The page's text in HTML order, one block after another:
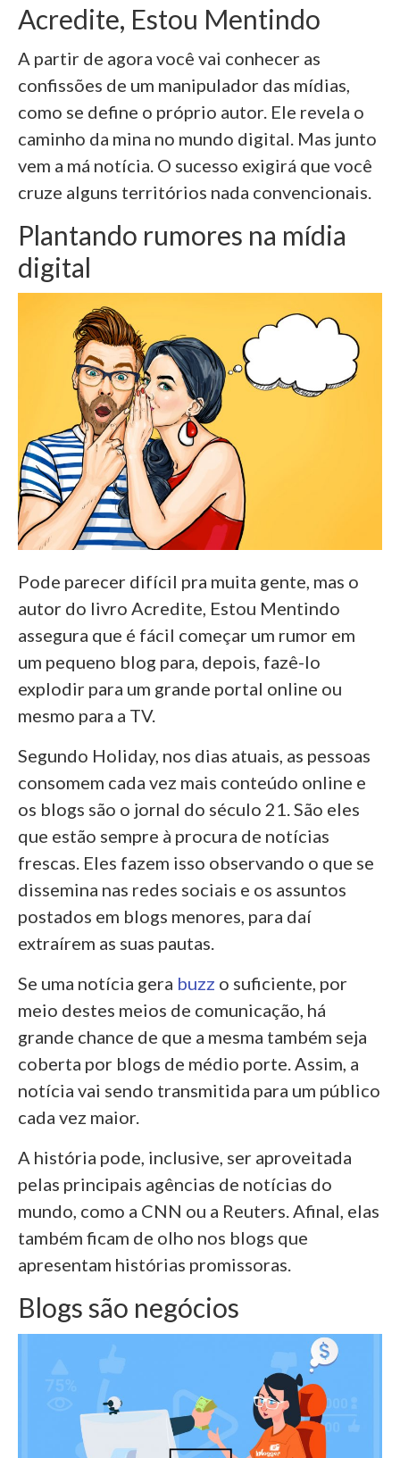
Acredite, Estou Mentindo
A partir de agora você vai conhecer as
confissões de um manipulador das mídias,
como se define o próprio autor. Ele revela o
caminho da mina no mundo digital. Mas junto
vem a má notícia. O sucesso exigirá que você
cruze alguns territórios nada convencionais.
Plantando rumores na mídia
digital
Pode parecer difícil pra muita gente, mas o
autor do livro Acredite, Estou Mentindo
assegura que é fácil começar um rumor em
um pequeno blog para, depois, fazê-lo
explodir para um grande portal online ou
mesmo para a TV.
Segundo Holiday, nos dias atuais, as pessoas
consomem cada vez mais conteúdo online e
os blogs são o jornal do século 21. São eles
que estão sempre à procura de notícias
frescas. Eles fazem isso observando o que se
dissemina nas redes sociais e os assuntos
postados em blogs menores, para daí
extraírem as suas pautas.
Se uma notícia gera buzz o suficiente, por
meio destes meios de comunicação, há
grande chance de que a mesma também seja
coberta por blogs de médio porte. Assim, a
notícia vai sendo transmitida para um público
cada vez maior.
A história pode, inclusive, ser aproveitada
pelas principais agências de notícias do
mundo, como a CNN ou a Reuters. Afinal, elas
também ficam de olho nos blogs que
apresentam histórias promissoras.
Blogs são negócios